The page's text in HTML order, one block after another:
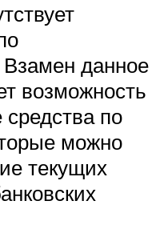
данное
возможность
по
можно
текущих